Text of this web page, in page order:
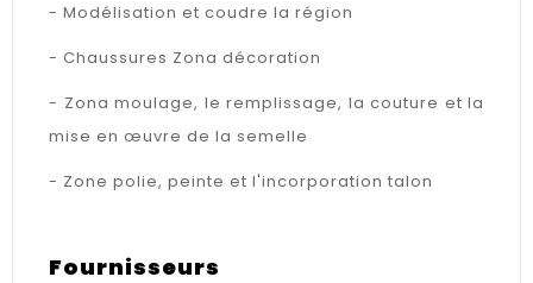
- Modélisation et coudre la région
- Chaussures Zona décoration
- Zona moulage, le remplissage, la couture et la
mise en œuvre de la semelle
- Zone polie, peinte et l'incorporation talon
Fournisseurs